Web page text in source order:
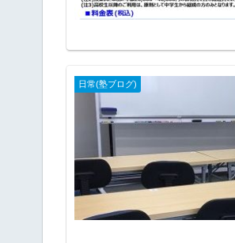
日常(塾ブログ)